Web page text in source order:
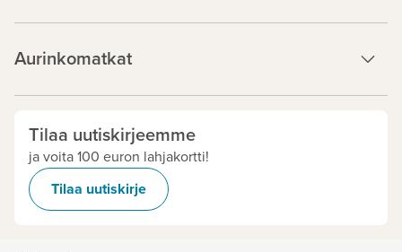
Aurinkomatkat
Tilaa uutiskirjeemme
ja voita 100 euron lahjakortti!
Tilaa uutiskirje